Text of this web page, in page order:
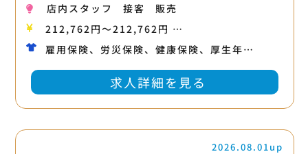
店内スタッフ
接客
販売
212,762円〜212,762円 …
雇用保険、労災保険、健康保険、厚生年…
求人詳細を見る
2026.08.01up